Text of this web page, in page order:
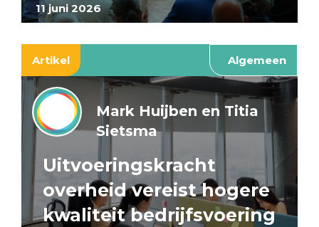
11 juni 2026
Artikel Algemeen
Mark Huijben en Titia
Sietsma
Uitvoeringskracht
overheid vereist hogere
kwaliteit bedrijfsvoering